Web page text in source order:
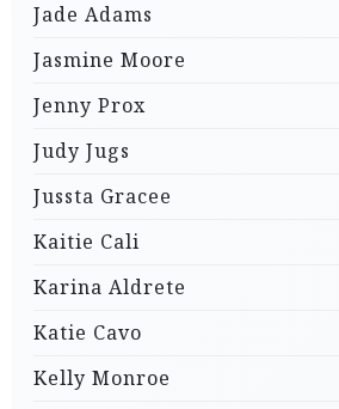
Jade Adams
Jasmine Moore
Jenny Prox
Judy Jugs
Jussta Gracee
Kaitie Cali
Karina Aldrete
Katie Cavo
Kelly Monroe